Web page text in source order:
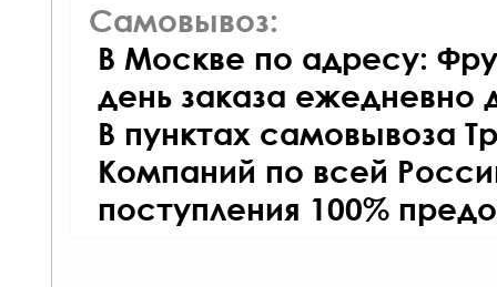
Самовывоз:
В Москве по адресу:
день заказа ежедневно
В пунктах самовывоза
Компаний по всей
поступления 100%